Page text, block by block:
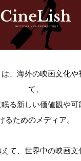
は、海外の映画文化
て、
る新しい価値観や可
るためのメディア。
て、世界中の映画文